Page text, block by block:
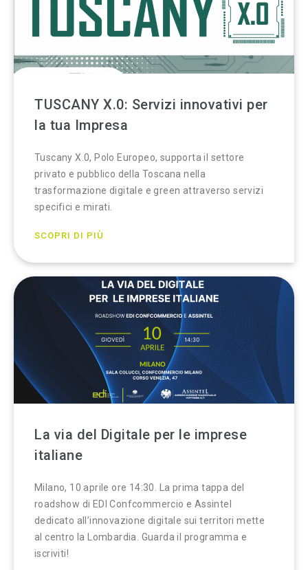
TUSCANY X.0: Servizi innovativi per
la tua Impresa
Tuscany X.0, Polo Europeo, supporta il settore
privato e pubblico della Toscana nella
trasformazione digitale e green attraverso servizi
specifici e mirati.
SCOPRI DI PIÙ
La via del Digitale per le imprese
italiane
Milano, 10 aprile ore 14:30. La prima tappa del
roadshow di EDI Confcommercio e Assintel
dedicato all’innovazione digitale sui territori mette
al centro la Lombardia. Guarda il programma e
iscriviti!